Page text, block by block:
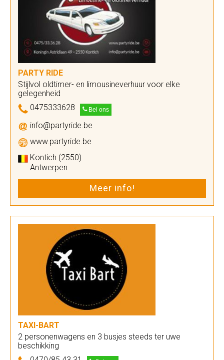
PARTY RIDE
Stijlvol oldtimer- en limousineverhuur voor elke
gelegenheid
0475333628
Bel ons
info@partyride.be
www.partyride.be
Kontich (2550)
Antwerpen
Meer info!
TAXI-BART
2 personenwagens en 3 busjes steeds ter uwe
beschikking